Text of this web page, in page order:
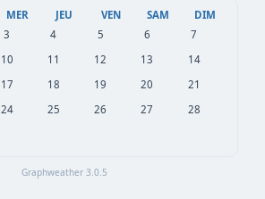
MER JEU VEN SAM
DIM
3 4 5 6
7
10 11 12 13
14
17 18 19 20
21
24 25 26 27
28
Graphweather 3.0.5